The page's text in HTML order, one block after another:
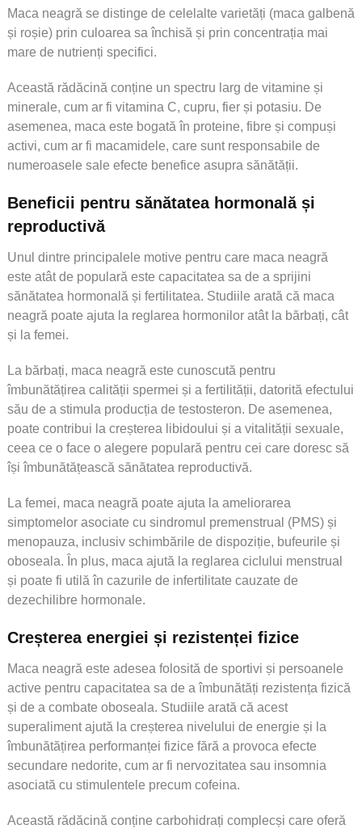
Maca neagră se distinge de celelalte varietăți (maca galbenă
și roșie) prin culoarea sa închisă și prin concentrația mai
mare de nutrienți specifici.
Această rădăcină conține un spectru larg de vitamine și
minerale, cum ar fi vitamina C, cupru, fier și potasiu. De
asemenea, maca este bogată în proteine, fibre și compuși
activi, cum ar fi macamidele, care sunt responsabile de
numeroasele sale efecte benefice asupra sănătății.
Beneficii pentru sănătatea hormonală și
reproductivă
Unul dintre principalele motive pentru care maca neagră
este atât de populară este capacitatea sa de a sprijini
sănătatea hormonală și fertilitatea. Studiile arată că maca
neagră poate ajuta la reglarea hormonilor atât la bărbați, cât
și la femei.
La bărbați, maca neagră este cunoscută pentru
îmbunătățirea calității spermei și a fertilității, datorită efectului
său de a stimula producția de testosteron. De asemenea,
poate contribui la creșterea libidoului și a vitalității sexuale,
ceea ce o face o alegere populară pentru cei care doresc să
își îmbunătățească sănătatea reproductivă.
La femei, maca neagră poate ajuta la ameliorarea
simptomelor asociate cu sindromul premenstrual (PMS) și
menopauza, inclusiv schimbările de dispoziție, bufeurile și
oboseala. În plus, maca ajută la reglarea ciclului menstrual
și poate fi utilă în cazurile de infertilitate cauzate de
dezechilibre hormonale.
Creșterea energiei și rezistenței fizice
Maca neagră este adesea folosită de sportivi și persoanele
active pentru capacitatea sa de a îmbunătăți rezistența fizică
și de a combate oboseala. Studiile arată că acest
superaliment ajută la creșterea nivelului de energie și la
îmbunătățirea performanței fizice fără a provoca efecte
secundare nedorite, cum ar fi nervozitatea sau insomnia
asociată cu stimulentele precum cofeina.
Această rădăcină conține carbohidrați complecși care oferă